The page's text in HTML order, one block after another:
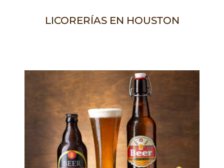
LICORERÍAS EN HOUSTON